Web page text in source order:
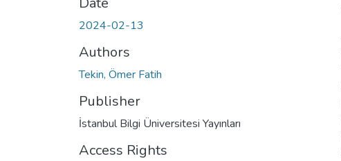
2024-02-13
Authors
Tekin, Ömer Fatih
Publisher
İstanbul Bilgi Üniversitesi Yayınları
Access Rights